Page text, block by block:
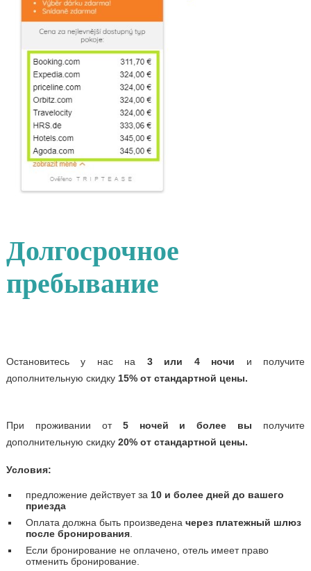
Долгосрочное
пребывание
Остановитесь у нас на 3 или 4 ночи и получите
дополнительную скидку 15% от стандартной цены.
При проживании от 5 ночей и более вы получите
дополнительную скидку20% от стандартной цены.
Условия:
предложение действует за 10 и более дней до вашего
приезда
Оплата должна быть произведена через платежный шлюз
после бронирования.
Если бронирование не оплачено, отель имеет право
отменить бронирование.